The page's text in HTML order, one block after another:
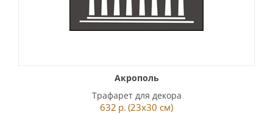
Акрополь
Трафарет для декора
632 р. (23x30 см)